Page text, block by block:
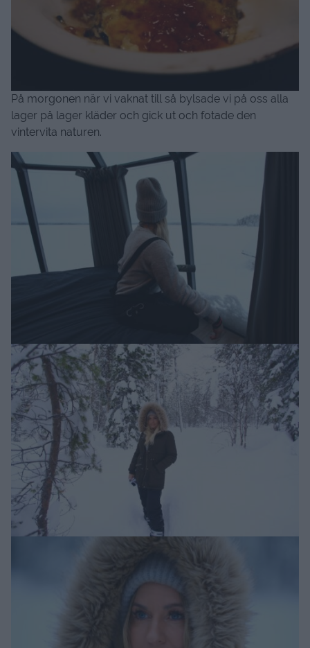
På morgonen när vi vaknat till så bylsade vi på oss alla
lager på lager kläder och gick ut och fotade den
vintervita naturen.